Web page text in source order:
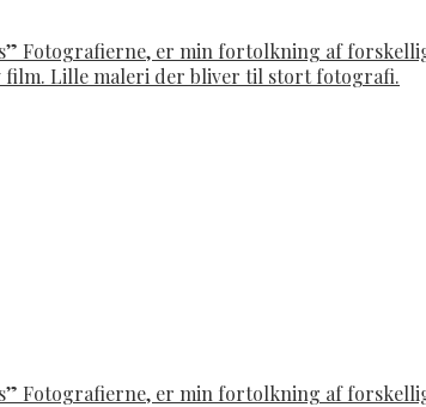
Fotografierne, er min fortolkning af
film. Lille maleri der bliver til stort fotografi.
Fotografierne, er min fortolkning af